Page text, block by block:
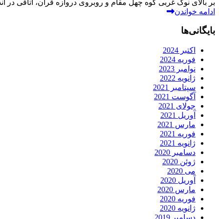
بر بالای نوک غربی کوه چهل مقام و روبروی دروازه قرآن، اتاقی در اندازه 4×4 متر از سنگ و ساروج، به
ادامه خواندن
بایگانی‌ها
اکتبر 2024
فوریه 2024
نوامبر 2023
ژانویه 2022
سپتامبر 2021
آگوست 2021
جولای 2021
آوریل 2021
مارس 2021
فوریه 2021
ژانویه 2021
دسامبر 2020
ژوئن 2020
می 2020
آوریل 2020
مارس 2020
فوریه 2020
ژانویه 2020
دسامبر 2019